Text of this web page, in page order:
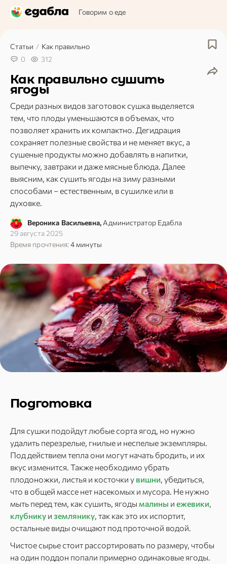
Говорим о еде
Статьи / Как правильно
0
312
Как правильно сушить
ягоды
Среди разных видов заготовок сушка выделяется
тем, что плоды уменьшаются в объемах, что
позволяет хранить их компактно. Дегидрация
сохраняет полезные свойства и не меняет вкус, а
сушеные продукты можно добавлять в напитки,
выпечку, завтраки и даже мясные блюда. Далее
выясним, как сушить ягоды на зиму разными
способами – естественным, в сушилке или в
духовке.
Вероника Васильевна, Администратор Едабла
29 августа 2025
Время прочтения:4 минуты
Подготовка
Для сушки подойдут любые сорта ягод, но нужно
удалить перезрелые, гнилые и неспелые экземпляры.
Под действием тепла они могут начать бродить, и их
вкус изменится. Также необходимо убрать
плодоножки, листья и косточки у вишни, убедиться,
что в общей массе нет насекомых и мусора. Не нужно
мыть перед тем, как сушить, ягоды малины и ежевики,
клубнику и землянику, так как это их испортит,
остальные виды очищают под проточной водой.
Чистое сырье стоит рассортировать по размеру, чтобы
на один поддон попали примерно одинаковые ягоды.